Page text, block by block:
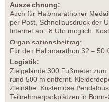
Auszeichnung:
Auch für Halbmarathoner
per Post, Schnellausdruck der
Internet ab 18 Uhr möglich.
Organisationsbeitrag:
Für den Halbmarathon 32 – 50
Logistik:
Zielgelände 300 Fußmeter
rund 500 m entfernt.
Zielnähe. Kostenlose
Teilnehmerparkplätzen in